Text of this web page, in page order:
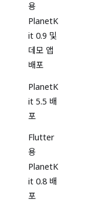
용
PlanetK
it 0.9 및
데모 앱
배포
PlanetK
it 5.5 배
포
Flutter
용
PlanetK
it 0.8 배
포